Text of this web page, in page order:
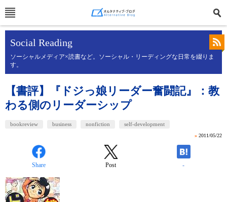
Social Reading
ソーシャルメディア×読書など。ソーシャル・リーディングな日常を綴りま
す。
【書評】『ドジっ娘リーダー奮闘記』：教
わる側のリーダーシップ
bookreview business nonfiction self-development
» 2011/05/22
Share Post -